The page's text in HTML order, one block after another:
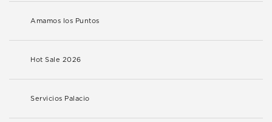
Amamos los Puntos
Hot Sale 2026
Servicios Palacio